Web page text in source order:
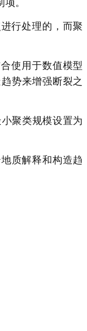
行处理的，而聚
使用于数值模型
势来增强断裂之
聚类规模设置为
质解释和构造趋